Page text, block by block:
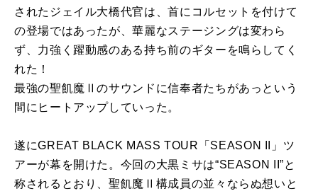
されたジェイル大橋代官は、首にコルセットを付けて
の登場ではあったが、華麗なステージングは変わら
ず、力強く躍動感のある持ち前のギターを鳴らしてく
れた！
最強の聖飢魔Ⅱのサウンドに信奉者たちがあっという
間にヒートアップしていった。
遂にGREAT BLACK MASS TOUR「SEASON II」ツ
アーが幕を開けた。今回の大黒ミサは“SEASON II”と
称されるとおり、聖飢魔Ⅱ構成員の並々ならぬ想いと